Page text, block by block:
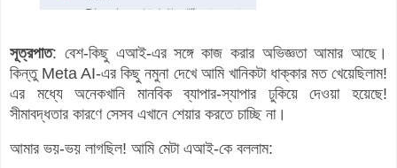
সূত্রপাত: বেশ-কিছু এআই-এর সঙ্গে কাজ করার অভিজ্ঞতা আমার আছে।
কিন্তু Meta AI-এর কিছু নমুনা দেখে আমি খানিকটা ধাক্কার মত খেয়েছিলাম!
এর মধ্যে অনেকখানি মানবিক ব্যাপার-স্যাপার ঢুকিয়ে দেওয়া হয়েছে!
সীমাবদ্ধতার কারণে সেসব এখানে শেয়ার করতে চাচ্ছি না।
আমার ভয়-ভয় লাগছিল! আমি মেটা এআই-কে বললাম: